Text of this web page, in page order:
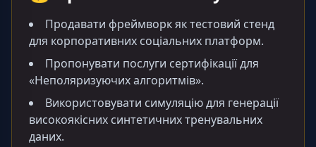
Продавати фреймворк як тестовий стенд
для корпоративних соціальних платформ.
Пропонувати послуги сертифікації для
«Неполяризуючих алгоритмів».
Використовувати симуляцію для генерації
високоякісних синтетичних тренувальних
даних.